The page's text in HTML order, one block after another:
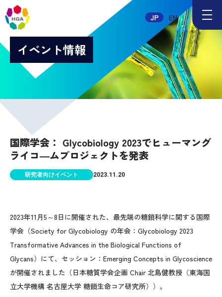
JP EN
メ
ュ
イベント情報
国際学会： Glycobiology 2023でヒューマング
ライコ―ムプロジェクトを発表
研究者向けイベント 2023.11.20
2023年11月5～8日に開催された、最先端の糖鎖科学に関する国際
学会（Society for Glycobiology の年会： Glycobiology 2023
Transformative Advances in the Biological Functions of
Glycans）にて、セッション：Emerging Concepts in Glycoscience
が開催されました（日本糖質学会企画 Chair 北島健教授（東海国
立大学機構 名古屋大学 糖鎖生命コア研究所））。